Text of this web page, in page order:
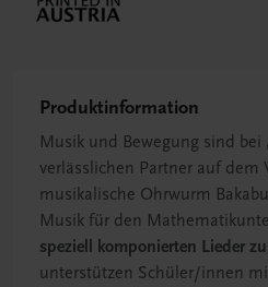
Produktinformation
Musik und Bewegung sind bei
verlässlichen Partner auf dem
musikalische Ohrwurm
Musik für den
speziell komponierten Lieder
unterstützen Schüler/innen